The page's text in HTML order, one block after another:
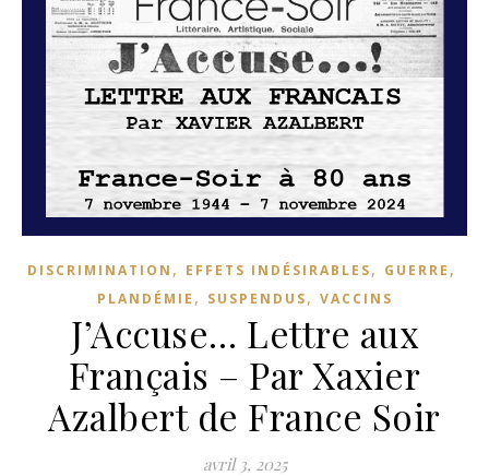
DISCRIMINATION , EFFETS INDÉSIRABLES, GUERRE ,
PLANDÉMIE , SUSPENDUS, VACCINS
J’Accuse… Lettre aux
Français – Par Xaxier
Azalbert de France Soir
avril 3, 2025